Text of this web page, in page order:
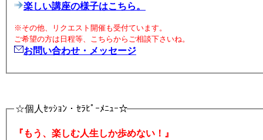
楽しい講座の様子はこちら。
※その他、リクエスト開催も受付ています。
ご希望の方は日程等、こちらからご相談下さいね。
お問い合わせ・メッセージ
☆個人ｾｯｼｮﾝ・ｾﾗﾋﾟｰﾒﾆｭｰ☆
『もう、楽しむ人生しか歩めない！』